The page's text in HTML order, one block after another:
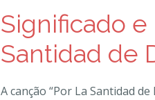
Significado e
Santidad de
A canção “Por La Santidad